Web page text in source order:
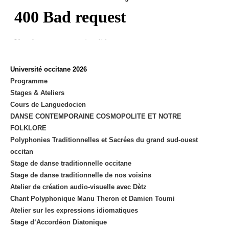
Université occitane 2026
Programme
Stages & Ateliers
Cours de Languedocien
DANSE CONTEMPORAINE COSMOPOLITE ET NOTRE
FOLKLORE
Polyphonies Traditionnelles et Sacrées du grand sud-ouest
occitan
Stage de danse traditionnelle occitane
Stage de danse traditionnelle de nos voisins
Atelier de création audio-visuelle avec Dètz
Chant Polyphonique Manu Theron et Damien Toumi
Atelier sur les expressions idiomatiques
Stage d‘Accordéon Diatonique